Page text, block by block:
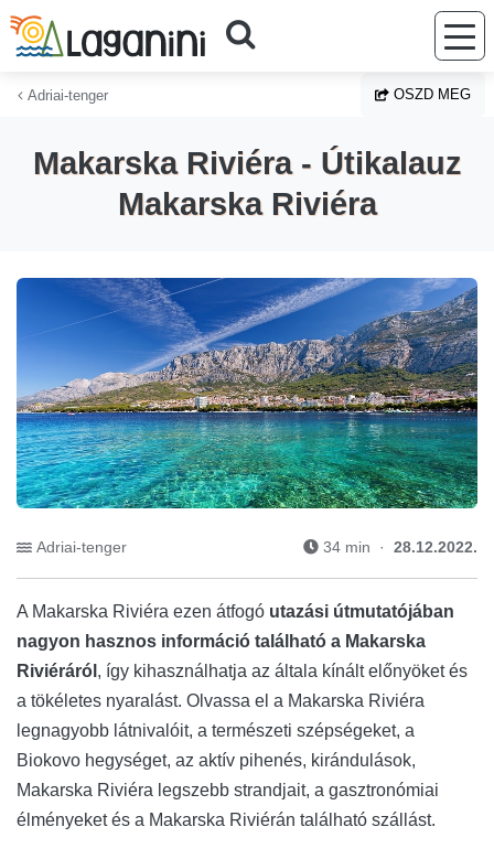
Ugrás a fő tartalomhoz
Adriai-tenger OSZD MEG
Makarska Riviéra - Útikalauz
Makarska Riviéra
Adriai-tenger 34 min · 28.12.2022.
A Makarska Riviéra ezen átfogó utazási útmutatójában
nagyon hasznos információ található a Makarska
Riviéráról , így kihasználhatja az általa kínált előnyöket és
a tökéletes nyaralást. Olvassa el a Makarska Riviéra
legnagyobb látnivalóit, a természeti szépségeket, a
Biokovo hegységet, az aktív pihenés, kirándulások,
Makarska Riviéra legszebb strandjait, a gasztronómiai
élményeket és a Makarska Riviérán található szállást.